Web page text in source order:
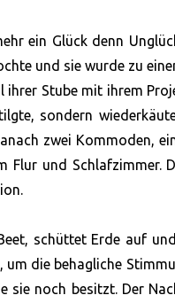
ein Glück denn
und sie wurde zu
Stube mit ihrem
sondern
zwei Kommoden,
Flur und Schlafzimmer.
schüttet Erde auf
die behagliche
sie noch besitzt. Der